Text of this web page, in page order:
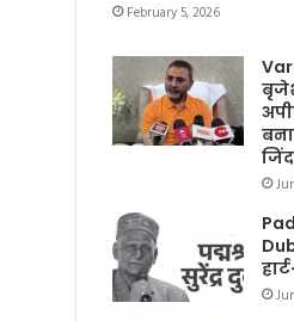
February 5, 2026